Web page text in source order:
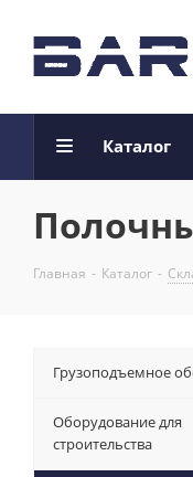
Каталог
Главная - Каталог -
Грузоподъемное
Оборудование для
строительства